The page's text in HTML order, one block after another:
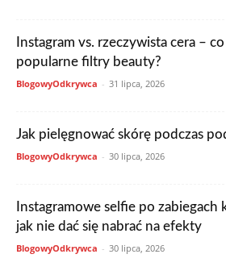
Instagram vs. rzeczywista cera –
popularne filtry beauty?
BlogowyOdkrywca - 31 lipca, 2026
Jak pielęgnować skórę podczas
BlogowyOdkrywca - 30 lipca, 2026
Instagramowe selfie po zabiegach
jak nie dać się nabrać na efekty
BlogowyOdkrywca - 30 lipca, 2026